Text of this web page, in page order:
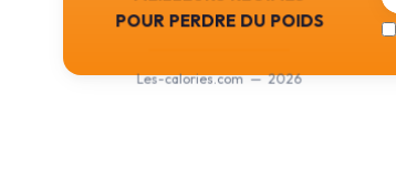
pour perdre du poids
Les-calories.com — 2026